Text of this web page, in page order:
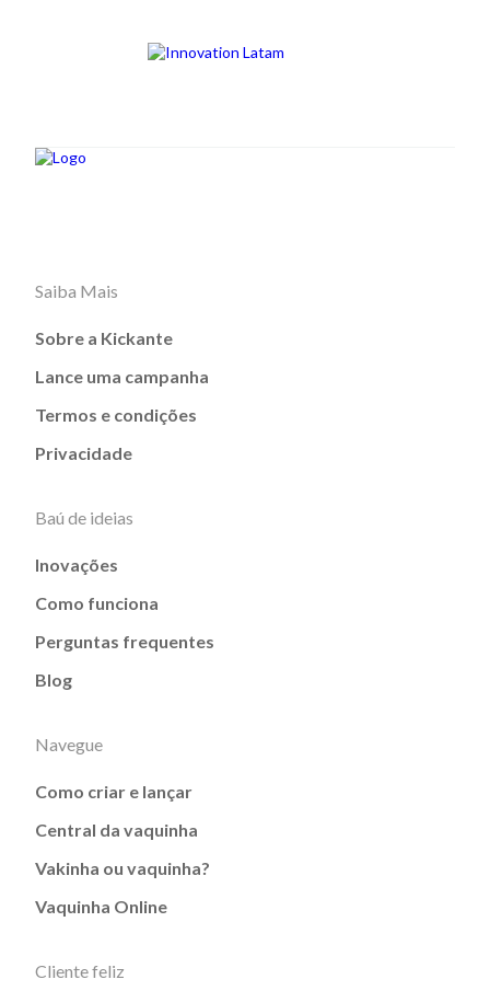
Saiba Mais
Sobre a Kickante
Lance uma campanha
Termos e condições
Privacidade
Baú de ideias
Inovações
Como funciona
Perguntas frequentes
Blog
Navegue
Como criar e lançar
Central da vaquinha
Vakinha ou vaquinha?
Vaquinha Online
Cliente feliz